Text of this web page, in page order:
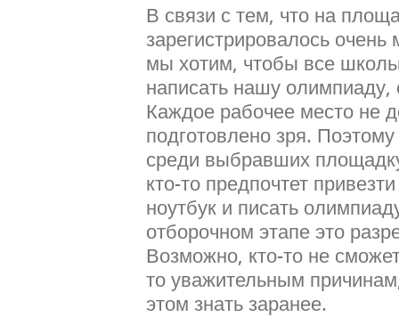
В связи с тем, что на
зарегистрировалось
мы хотим, чтобы все
написать нашу олимпиаду,
Каждое рабочее место не
подготовлено зря.
среди выбравших
кто-то предпочтет
ноутбук и писать
отборочном этапе это
Возможно, кто-то не
то уважительным
этом знать заранее.